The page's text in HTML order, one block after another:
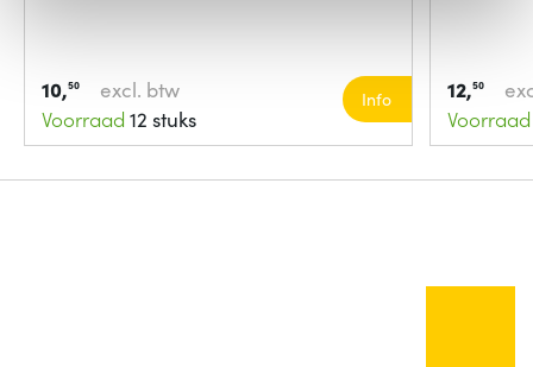
10,50
excl. btw
Voorraad 12 stuks
Info 12,50
Voorraad